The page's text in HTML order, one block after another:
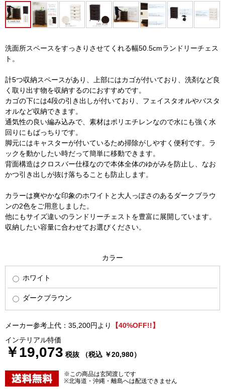
洗面所スペースをすっきりさせてくれる幅50.5cmランドリーチェス
ト。
計5つ収納スペースがあり、上部にはカゴが付いており、洗剤など良
く取り出す物を収納するのにおすすめです。
カゴの下には4段の引き出しが付いており、フェイスタオルやバスタ
オルなど収納できます。
通気性の良い編み込みで、素材はポリエチレンなので水にも強く水
回りにもばっちりです。
脚元にはキャスターが付いているため掃除がしやすく便利です。ラ
ックを動かしたい時だって簡単に移動できます。
背面構造はクロスバー仕様なので本体全体のゆがみを防止し、なお
かつ引き出しが抜け落ちることも防止します。
カラーは爽やかな印象のホワイトと大人っぽさのあるダークブラウ
ンの2色をご用意しました。
他にもサイズ違いのランドリーチェストを豊富に展開しています。
収納したい容量に合わせてお選びください。
カラー
ホワイト
ダークブラウン
メーカー参考上代：35,200円より
【40%OFF!!】
インテリアル特価
￥19,073 税抜 （税込 ￥20,980）
※この商品は玄関渡しです
※北海道・沖縄・離島へは配送できません